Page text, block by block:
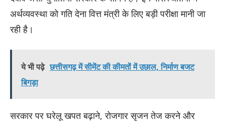
अर्थव्यवस्था को गति देना वित्त मंत्री के लिए बड़ी परीक्षा मानी जा
रही है।
ये भी पढ़े छत्तीसगढ़ में सीमेंट की कीमतों में उछाल, निर्माण बजट
बिगड़ा
सरकार पर घरेलू खपत बढ़ाने, रोजगार सृजन तेज करने और